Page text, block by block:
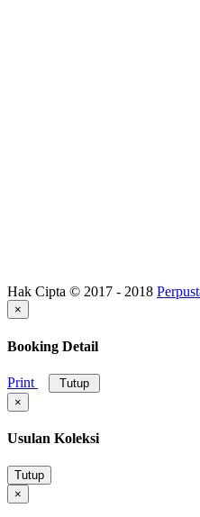
Hak Cipta © 2017 - 2018
×
Booking Detail
Print
Tutup
×
Usulan Koleksi
Tutup
×